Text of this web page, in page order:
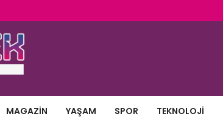
MAGAZIN YAŞAM SPOR TEKNOLOJI